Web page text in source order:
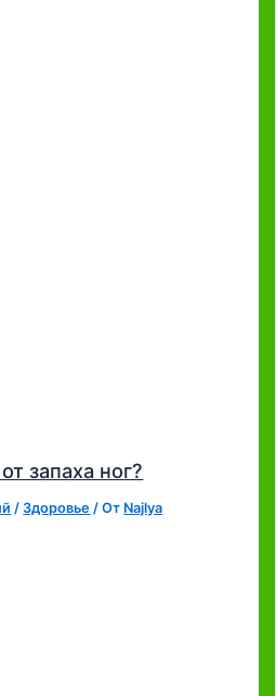
запаха ног?
/Здоровье / От Najlya